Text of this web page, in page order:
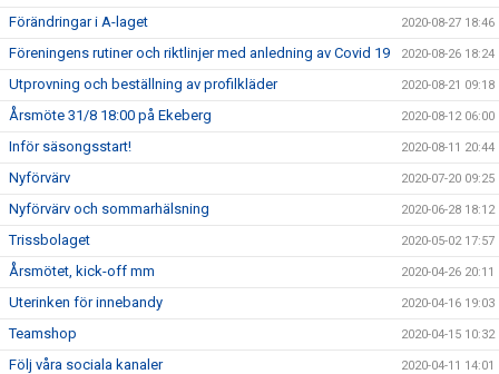
Förändringar i A-laget 2020-08-27 18:46
Föreningens rutiner och riktlinjer med anledning av Covid 19 2020-08-26 18:24
Utprovning och beställning av profilkläder 2020-08-21 09:18
Årsmöte 31/8 18:00 på Ekeberg 2020-08-12 06:00
Inför säsongsstart! 2020-08-11 20:44
Nyförvärv 2020-07-20 09:25
Nyförvärv och sommarhälsning 2020-06-28 18:12
Trissbolaget 2020-05-02 17:57
Årsmötet, kick-off mm 2020-04-26 20:11
Uterinken för innebandy 2020-04-16 19:03
Teamshop 2020-04-15 10:32
Följ våra sociala kanaler 2020-04-11 14:01